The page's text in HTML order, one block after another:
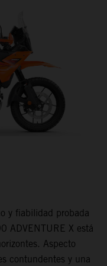
y fiabilidad probada
ADVENTURE X está
Aspecto
contundentes y una